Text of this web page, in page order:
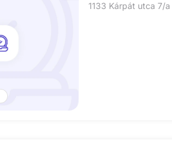
1133 Kárpát utca 7/a